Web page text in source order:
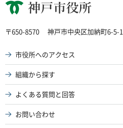
神戸市役所
〒650-8570 神戸市中央区加納町6-5-1
市役所へのアクセス
組織から探す
よくある質問と回答
お問い合わせ